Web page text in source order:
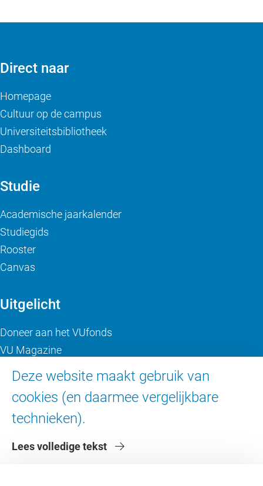
Deze website maakt gebruik van
cookies (en daarmee vergelijkbare
technieken).
Lees volledige tekst
Direct naar
Homepage
Cultuur op de campus
Universiteitsbibliotheek
Dashboard
Studie
Academische jaarkalender
Studiegids
Rooster
Canvas
Uitgelicht
Doneer aan het VUfonds
VU Magazine
Ad Valvas
Over de VU
Contact en route